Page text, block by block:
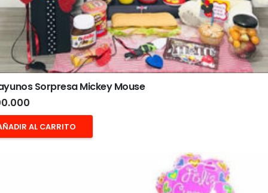
Sorpresa Mickey Mouse
AL CARRITO